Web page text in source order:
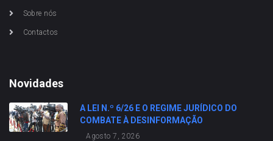
Sobre nós
Contactos
Novidades
A LEI N.º 6/26 E O REGIME JURÍDICO DO
COMBATE À DESINFORMAÇÃO
Agosto 7, 2026